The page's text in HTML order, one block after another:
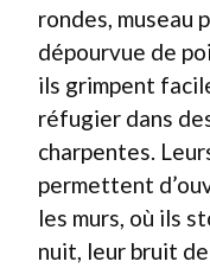
rondes, museau
dépourvue de
ils grimpent
réfugier dans
charpentes.
permettent
les murs, où ils
nuit, leur bruit